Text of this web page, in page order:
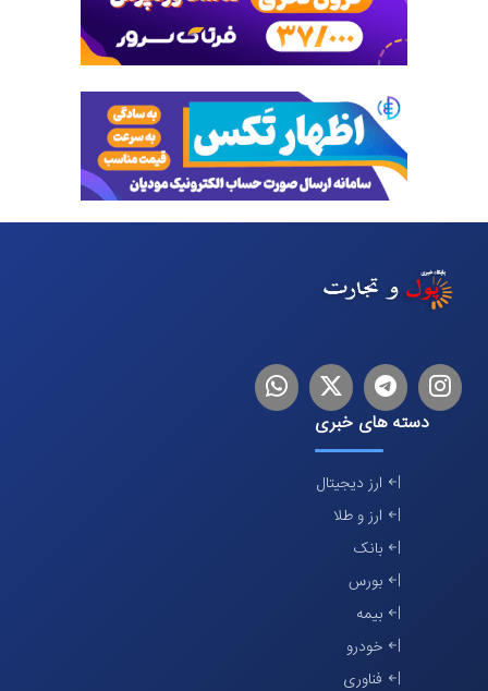
اینستاگرام
تلگرام توییترلینکدین
دسته های خبری
ارز دیجیتال
ارز و طلا
بانک
بورس
بیمه
خودرو
فناوری